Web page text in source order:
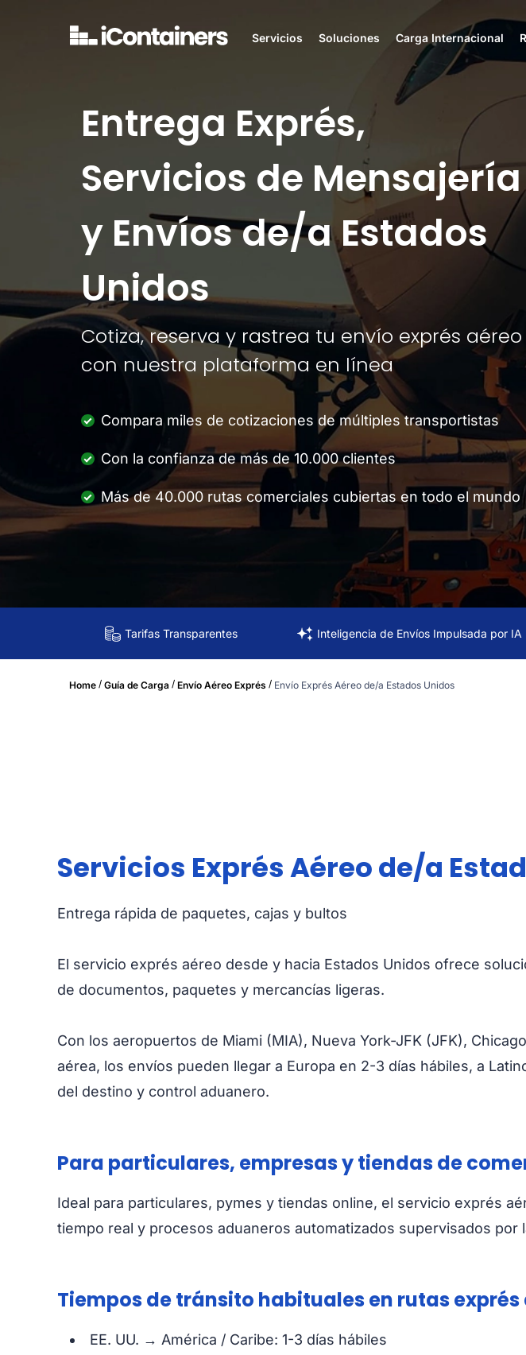
Servicios Soluciones Carga Internacional
Entrega Exprés,
Servicios de Mensajería
y Envíos de/a Estados
Unidos
Cotiza, reserva y rastrea tu envío exprés aéreo
con nuestra plataforma en línea
Compara miles de cotizaciones de múltiples transportistas
Con la confianza de más de 10.000 clientes
Más de 40.000 rutas comerciales cubiertas en todo el mundo
Tarifas Transparentes Inteligencia de Envíos Impulsada por IA
Home / Guía de Carga / Envío Aéreo Exprés / Envío Exprés Aéreo de/a Estados Unidos
Servicios Exprés Aéreo de/a
Entrega rápida de paquetes, cajas y bultos
El servicio exprés aéreo desde y hacia Estados Unidos ofrece
de documentos, paquetes y mercancías ligeras.
Con los aeropuertos de Miami (MIA), Nueva York-JFK (JFK),
aérea, los envíos pueden llegar a Europa en 2-3 días hábiles, a
del destino y control aduanero.
Para particulares, empresas y tiendas de
Ideal para particulares, pymes y tiendas online, el servicio exprés
tiempo real y procesos aduaneros automatizados supervisados por
Tiempos de tránsito habituales en rutas exprés
EE. UU. → América / Caribe: 1-3 días hábiles